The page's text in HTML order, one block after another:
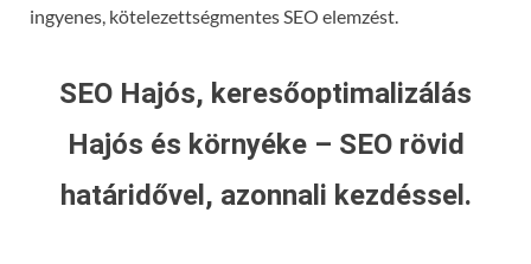
ingyenes, kötelezettségmentes SEO elemzést.
SEO Hajós, keresőoptimalizálás
Hajós és környéke – SEO rövid
határidővel, azonnali kezdéssel.